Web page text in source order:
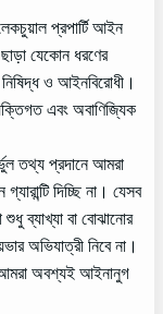
প্রপার্টি আইন
যেকোন ধরণের
ও আইনবিরোধী।
এবং অবাণিজ্যিক
তথ্য প্রদানে আমরা
দিচ্ছি না। যেসব
ব্যাখ্যা বা বোঝানোর
অভিযাত্রী নিবে না।
আমরা অবশ্যই আইনানুগ